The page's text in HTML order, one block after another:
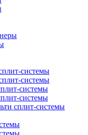
системы
системы
системы
системы
сплит-системы